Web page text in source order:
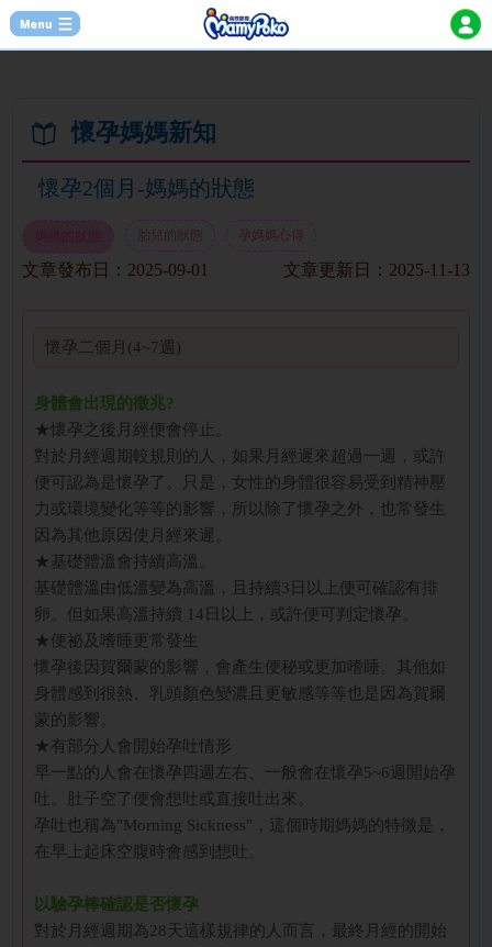
懷孕媽媽新知
懷孕2個月-媽媽的狀態
胎兒的狀態 孕媽媽心得
文章發布日： 2025-09-01 文章更新日： 2025-11-13
懷孕二個月(4~7週)
身體會出現的徵兆?
★懷孕之後月經便會停止。
對於月經週期較規則的人，如果月經遲來超過一週，或許
便可認為是懷孕了。只是，女性的身體很容易受到精神壓
力或環境變化等等的影響，所以除了懷孕之外，也常發生
因為其他原因使月經來遲。
★基礎體溫會持續高溫。
基礎體溫由低溫變為高溫，且持續3日以上便可確認有排
卵。但如果高溫持續 14日以上，或許便可判定懷孕。
★便祕及嗜睡更常發生
懷孕後因賀爾蒙的影響，會產生便秘或更加嗜睡。其他如
身體感到很熱、乳頭顏色變濃且更敏感等等也是因為賀爾
蒙的影響。
★有部分人會開始孕吐情形
早一點的人會在懷孕四週左右、一般會在懷孕5~6週開始孕
吐。肚子空了便會想吐或直接吐出來。
孕吐也稱為"Morning Sickness"，這個時期媽媽的特徵是，
在早上起床空腹時會感到想吐。
以驗孕棒確認是否懷孕
對於月經週期為28天這樣規律的人而言，最終月經的開始